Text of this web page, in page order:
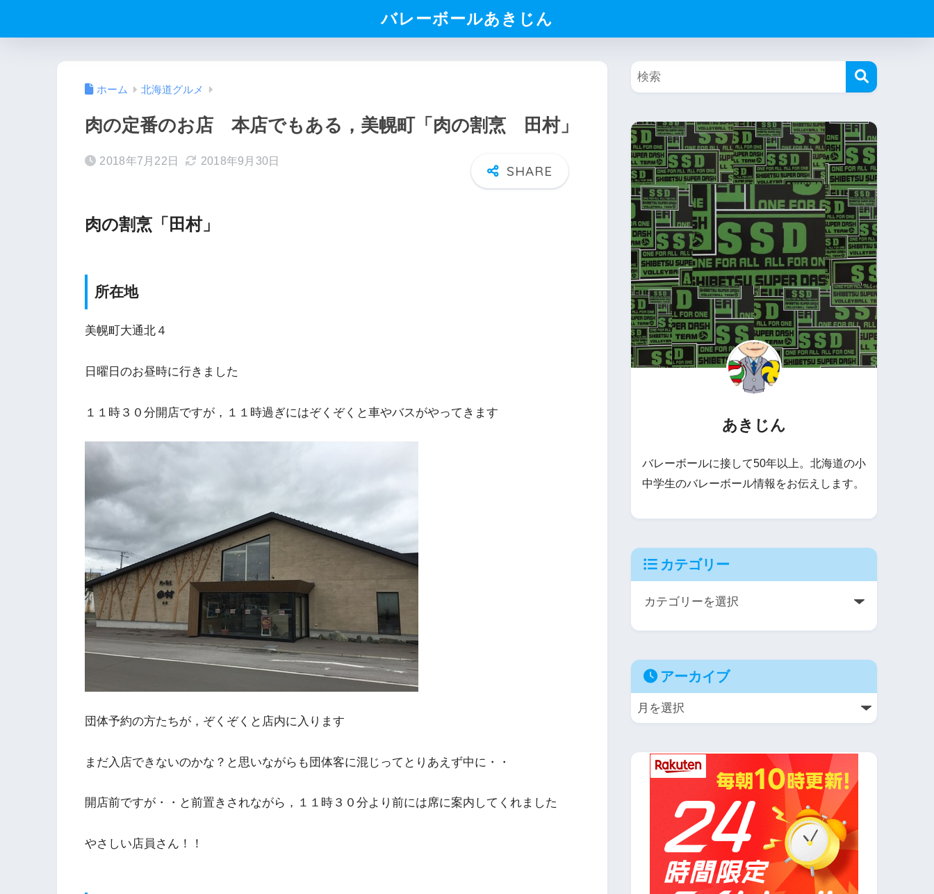
バレーボールあきじん
ホーム 北海道グルメ
肉の定番のお店 本店でもある，美幌町「肉の割烹 田村」
2018年7月22日 2018年9月30日
肉の割烹「田村」
所在地
美幌町大通北４
日曜日のお昼時に行きました
１１時３０分開店ですが，１１時過ぎにはぞくぞくと車やバスがやってきます
団体予約の方たちが，ぞくぞくと店内に入ります
まだ入店できないのかな？と思いながらも団体客に混じってとりあえず中に・・
開店前ですが・・と前置きされながら，１１時３０分より前には席に案内してくれました
やさしい店員さん！！
あきじん
バレーボールに接して50年以上。北海道の小
中学生のバレーボール情報をお伝えします。
カテゴリー
アーカイブ